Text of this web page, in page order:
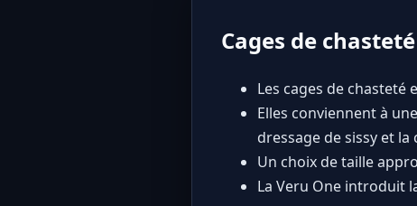
Cages de
Les cages de
Elles conviennent à
dressage de sissy et la
Un choix de taille
La Veru One introduit